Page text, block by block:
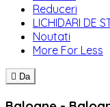
Reduceri
LICHIDARI DE
Noutati
More For Less
 Da